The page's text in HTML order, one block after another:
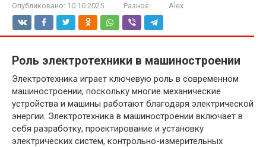
Опубликовано: 10.10.2025 Разное Alex
Роль электротехники в машиностроении
Электротехника играет ключевую роль в современном
машиностроении, поскольку многие механические
устройства и машины работают благодаря электрической
энергии. Электротехника в машиностроении включает в
себя разработку, проектирование и установку
электрических систем, контрольно-измерительных